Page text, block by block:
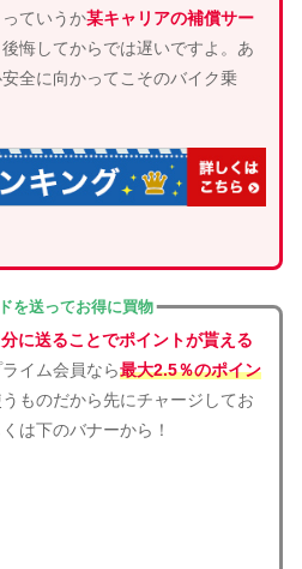
ていうか某キャリアの補償サー
後悔してからでは遅いですよ。あ
全に向かってこそのバイク乗
を送ってお得に買物
に送ることでポイントが貰える
イム会員なら最大2.5％のポイン
ものだから先にチャージしてお
は下のバナーから！